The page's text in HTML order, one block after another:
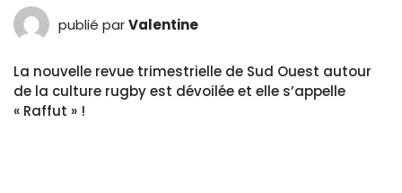
publié parValentine
La nouvelle revue trimestrielle de Sud Ouest autour
de la culture rugby est dévoilée et elle s’appelle
« Raffut » !